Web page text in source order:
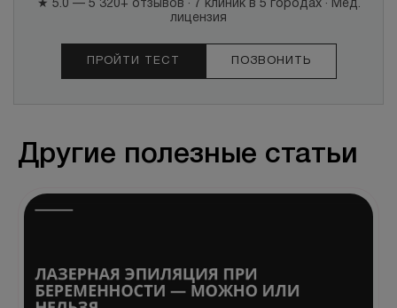
★ 5.0 — 5 320+ отзывов · 7 клиник в 5 городах · Мед.
лицензия
ПРОЙТИ ТЕСТ ПОЗВОНИТЬ
Другие полезные статьи